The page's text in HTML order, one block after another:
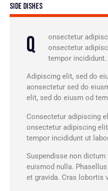
Side Dishes
Q
onsectetur
onsectetur
tempor incididunt.
Adipiscing elit, sed do
aonsectetur sed do
elit, sed do eiusm od
Consectetur adipiscing
onsectetur adipiscing
tempor incididunt ut
Suspendisse non
euismod nulla.
et gravida. Cras lobortis